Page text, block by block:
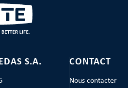
S.A. CONTACT
Nous contacter